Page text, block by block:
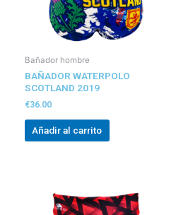
Bañador hombre
BAÑADOR WATERPOLO
SCOTLAND 2019
€36.00
Añadir al carrito